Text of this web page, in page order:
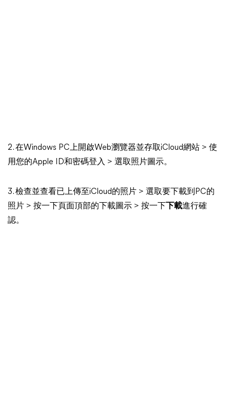
2. 在Windows PC上開啟Web瀏覽器並存取iCloud網站 > 使
用您的Apple ID和密碼登入 > 選取照片圖示。
3. 檢查並查看已上傳至iCloud的照片 > 選取要下載到PC的
照片 > 按一下頁面頂部的下載圖示 > 按一下
下載進行確
認。